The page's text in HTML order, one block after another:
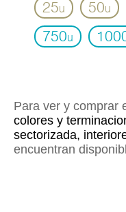
25u 50u
750u
Para ver y comprar
colores y
sectorizada,
encuentran